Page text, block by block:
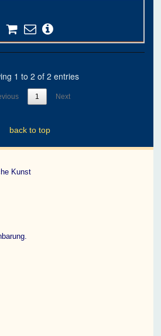
1 to 2 of 2 entries
1 Next
back to top
Kunst